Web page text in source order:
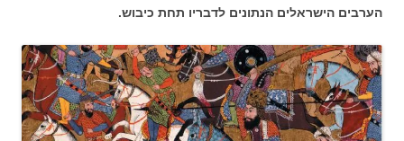
הערבים הישראלים הנתונים לדבריו תחת כיבוש.